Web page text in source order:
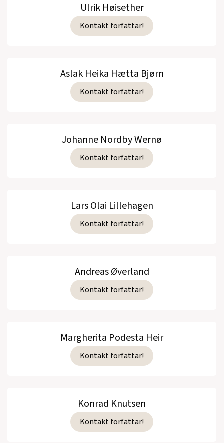
Ulrik Høisether
Kontakt forfattar!
Aslak Heika Hætta Bjørn
Kontakt forfattar!
Johanne Nordby Wernø
Kontakt forfattar!
Lars Olai Lillehagen
Kontakt forfattar!
Andreas Øverland
Kontakt forfattar!
Margherita Podesta Heir
Kontakt forfattar!
Konrad Knutsen
Kontakt forfattar!